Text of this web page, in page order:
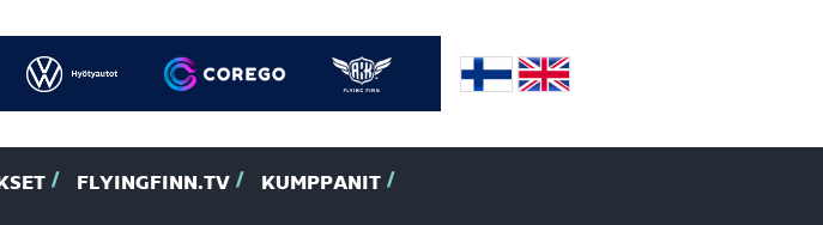
FLYINGFINN.TV
KUMPPANIT